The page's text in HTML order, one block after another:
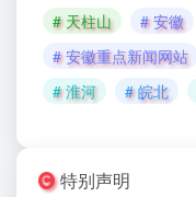
# 天柱山
# 安徽
# 安徽重点新闻网站
# 淮河
# 皖北
特别声明